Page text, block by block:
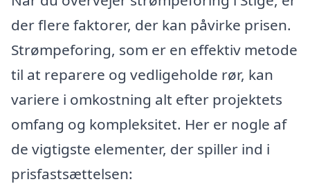
der flere faktorer, der kan påvirke prisen.
Strømpeforing, som er en effektiv metode
til at reparere og vedligeholde rør, kan
variere i omkostning alt efter projektets
omfang og kompleksitet. Her er nogle af
de vigtigste elementer, der spiller ind i
prisfastsættelsen: